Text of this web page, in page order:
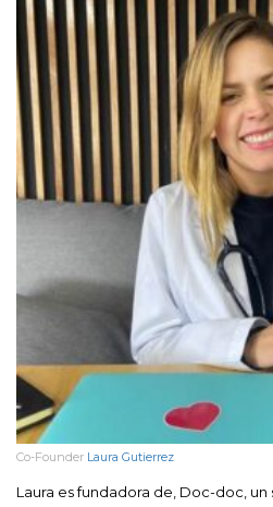
Co-Founder Laura Gutierrez
Laura es fundadora de, Doc-doc,